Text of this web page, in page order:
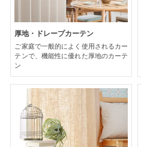
厚地・ドレープカーテン
ご家庭で一般的によく使用されるカー
テンで、機能性に優れた厚地のカーテ
ン